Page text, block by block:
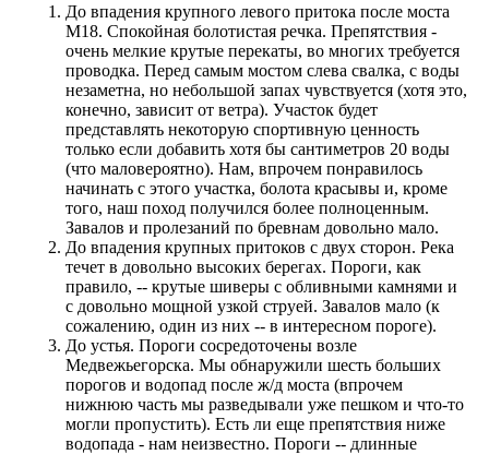
До впадения крупного левого притока после моста
М18. Спокойная болотистая речка. Препятствия -
очень мелкие крутые перекаты, во многих требуется
проводка. Перед самым мостом слева свалка, с воды
незаметна, но небольшой запах чувствуется (хотя это,
конечно, зависит от ветра). Участок будет
представлять некоторую спортивную ценность
только если добавить хотя бы сантиметров 20 воды
(что маловероятно). Нам, впрочем понравилось
начинать с этого участка, болота красывы и, кроме
того, наш поход получился более полноценным.
Завалов и пролезаний по бревнам довольно мало.
До впадения крупных притоков с двух сторон. Река
течет в довольно высоких берегах. Пороги, как
правило, -- крутые шиверы с обливными камнями и
с довольно мощной узкой струей. Завалов мало (к
сожалению, один из них -- в интересном пороге).
До устья. Пороги сосредоточены возле
Медвежьегорска. Мы обнаружили шесть больших
порогов и водопад после ж/д моста (впрочем
нижнюю часть мы разведывали уже пешком и что-то
могли пропустить). Есть ли еще препятствия ниже
водопада - нам неизвестно. Пороги -- длинные